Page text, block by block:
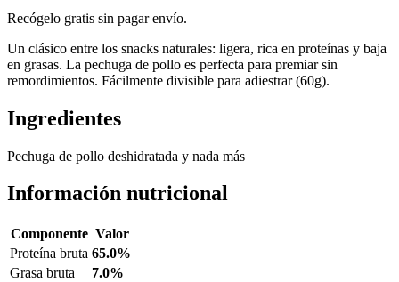
Recógelo gratis sin pagar envío.
Un clásico entre los snacks naturales: ligera, rica en proteínas y baja
en grasas. La pechuga de pollo es perfecta para premiar sin
remordimientos. Fácilmente divisible para adiestrar (60g).
Ingredientes
Pechuga de pollo deshidratada y nada más
Información nutricional
Componente Valor
Proteína bruta 65.0%
Grasa bruta
7.0%